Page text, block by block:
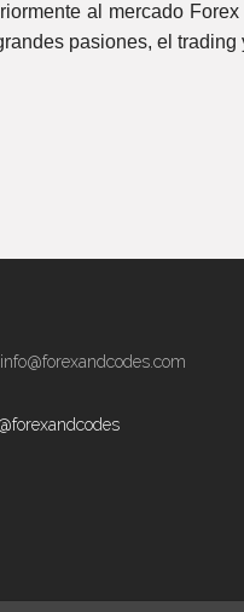
al mercado
pasiones, el trading
info@forexandcodes.com